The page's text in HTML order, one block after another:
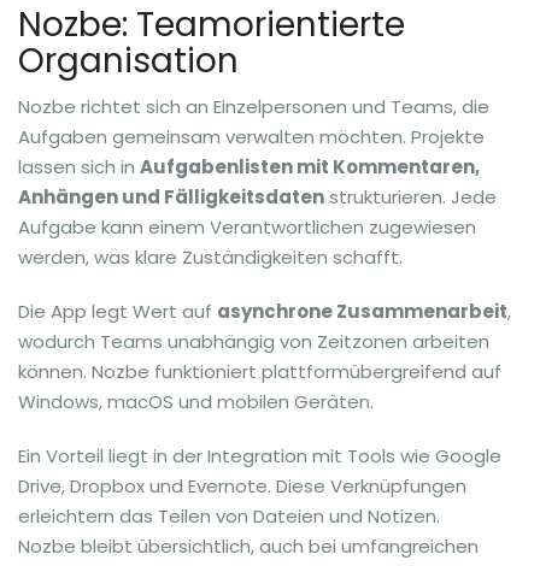
Nozbe: Teamorientierte
Organisation
Nozbe richtet sich an Einzelpersonen und Teams, die
Aufgaben gemeinsam verwalten möchten. Projekte
lassen sich in Aufgabenlisten mit Kommentaren,
Anhängen und Fälligkeitsdatenstrukturieren. Jede
Aufgabe kann einem Verantwortlichen zugewiesen
werden, was klare Zuständigkeiten schafft.
Die App legt Wert auf asynchrone Zusammenarbeit,
wodurch Teams unabhängig von Zeitzonen arbeiten
können. Nozbe funktioniert plattformübergreifend auf
Windows, macOS und mobilen Geräten.
Ein Vorteil liegt in der Integration mit Tools wie Google
Drive, Dropbox und Evernote. Diese Verknüpfungen
erleichtern das Teilen von Dateien und Notizen.
Nozbe bleibt übersichtlich, auch bei umfangreichen